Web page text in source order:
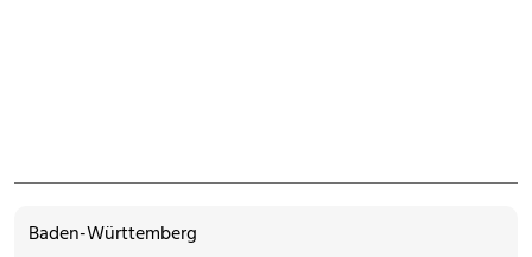
Baden-Württemberg